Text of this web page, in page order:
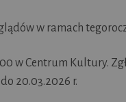
w ramach
w Centrum Kultury.
20.03.2026 r.